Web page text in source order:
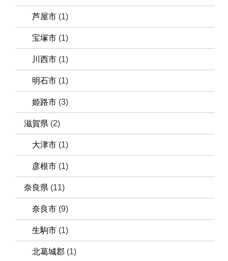
芦屋市 (1)
宝塚市 (1)
川西市 (1)
明石市 (1)
姫路市 (3)
滋賀県 (2)
大津市 (1)
彦根市 (1)
奈良県 (11)
奈良市 (9)
生駒市 (1)
北葛城郡 (1)